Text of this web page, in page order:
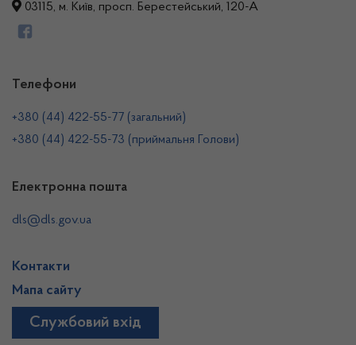
03115, м. Київ, просп. Берестейський, 120-А
Телефони
+380 (44) 422-55-77 (загальний)
+380 (44) 422-55-73 (приймальня Голови)
Електронна пошта
dls@dls.gov.ua
Контакти
Мапа сайту
Службовий вхід